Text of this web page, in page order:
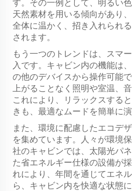
す。その一例として、明るい
天然素材を用いる傾向があり
全体に温かく、招き入れられ
されます。
もう一つのトレンドは、スマ
入です。キャビン内の機能は
の他のデバイスから操作可能
上がることなく照明や室温、
これにより、リラックスする
きも、最適なムードを簡単に演
また、環境に配慮したエコデ
を集めています。人々が環境
社のキャビンでは、太陽光パ
た省エネルギー仕様の設備が
れにより、年間を通じてエネ
ら、キャビン内を快適な状態